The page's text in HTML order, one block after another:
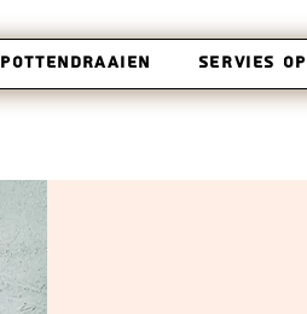
Pottendraaien Servies